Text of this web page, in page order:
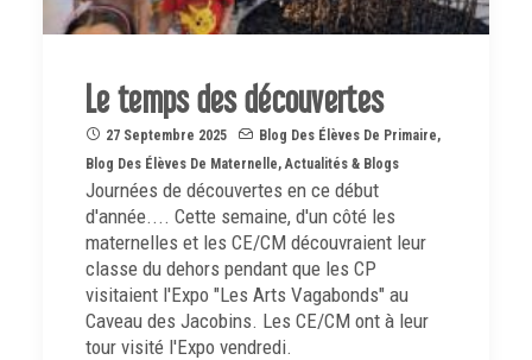
Le temps des découvertes
27 Septembre 2025 Blog Des Élèves De Primaire,
Blog Des Élèves De Maternelle, Actualités & Blogs
Journées de découvertes en ce début
d'année.... Cette semaine, d'un côté les
maternelles et les CE/CM découvraient leur
classe du dehors pendant que les CP
visitaient l'Expo "Les Arts Vagabonds" au
Caveau des Jacobins. Les CE/CM ont à leur
tour visité l'Expo vendredi.